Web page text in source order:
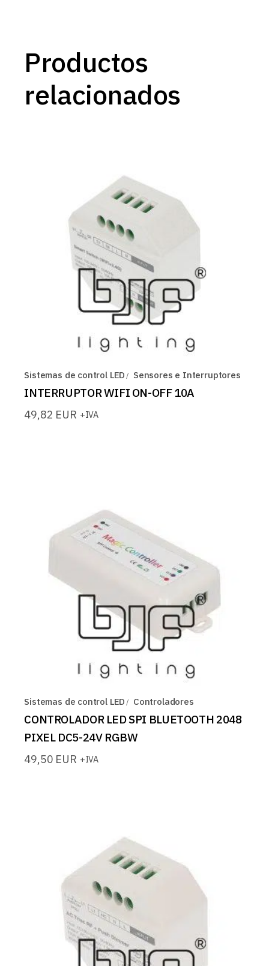
Productos
relacionados
Sistemas de control LED Sensores e Interruptores
INTERRUPTOR WIFI ON-OFF 10A
49,82 EUR +IVA
Sistemas de control LED Controladores
CONTROLADOR LED SPI BLUETOOTH 2048
PIXEL DC5-24V RGBW
49,50 EUR +IVA